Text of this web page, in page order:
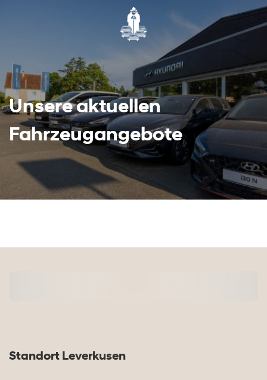
Unsere aktuellen
Fahrzeugangebote
Standort Leverkusen